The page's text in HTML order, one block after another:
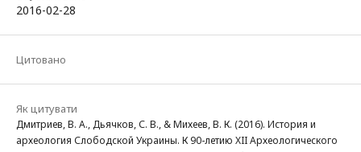
2016-02-28
Цитовано
Як цитувати
Дмитриев, В. А., Дьячков, С. В., & Михеев, В. К. (2016). История и
археология Слободской Украины. К 90-летию XII Археологического